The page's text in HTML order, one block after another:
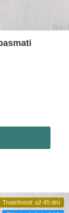
Trvanlivost: až 45 dní